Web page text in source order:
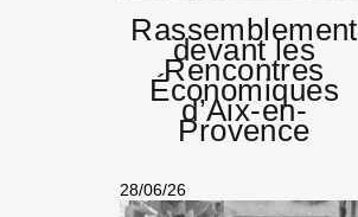
Rassemblement
devant les
Rencontres
Économiques
d’Aix-en-
Provence
28/06/26